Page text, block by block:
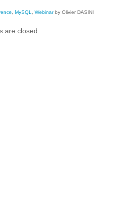
MySQL Webinarby Olivier DASINI
are closed.